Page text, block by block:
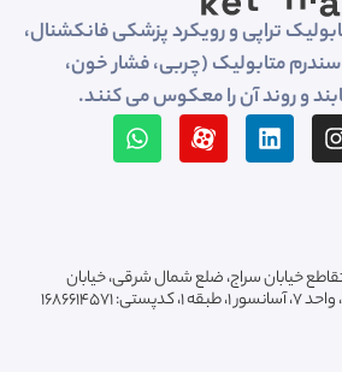
تراپی و رویکرد پزشکی فانکشنال،
متابولیک (چربی، فشار خون،
و روند آن را معکوس می کنند.
تقاطع خیابان سراج، ضلع شمال شرقی، خیابان